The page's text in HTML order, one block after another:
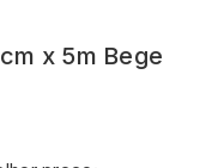
x 5m Bege